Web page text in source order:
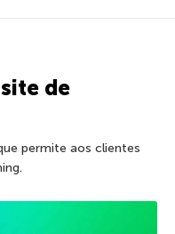
de
permite aos clientes